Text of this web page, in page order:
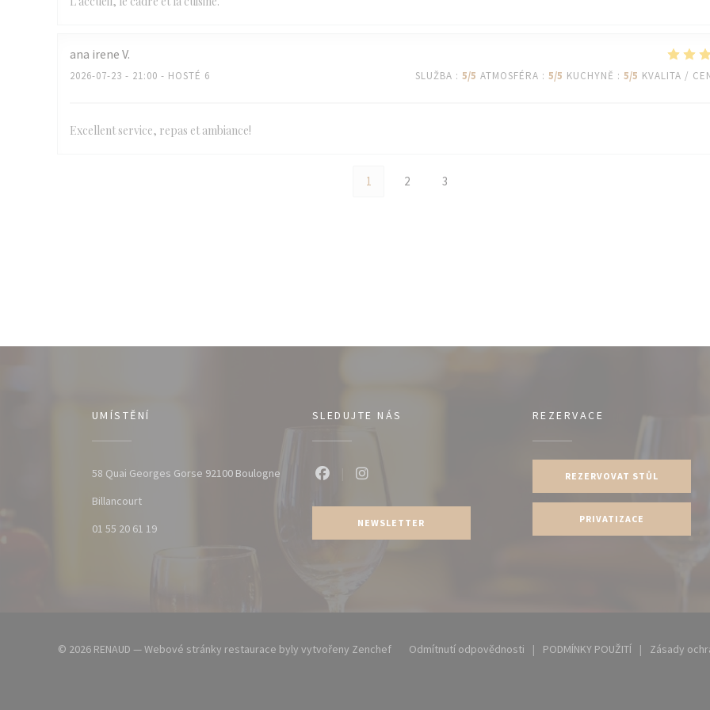
ana irene V
2026-07-23 - 21:00 - HOSTÉ 6 SLUŽBA : 5/5 ATMOSFÉRA : 5/5 KUCHYNĚ : 5/5 KVALITA /
Excellent service, repas et ambiance!
1 2 3
UMÍSTĚNÍ
58 Quai Georges Gorse 92100 Boulogne
Billancourt((otevře se v novém okně))
01 55 20 61 19
SLEDUJTE NÁS
Facebook ((otevře se v novém okně))
NEWSLETTER
REZERVACE
REZERVOVAT STŮL
PRIVATIZACE
© 2026 RENAUD — Webové stránky restaurace byly vytvořeny Zenchef((otevře se v novém okně))
Odmítnutí odpovědnosti
((otevře se v novém okně))
PODMÍNKY POUŽITÍ
((otevře se v novém
Zásady